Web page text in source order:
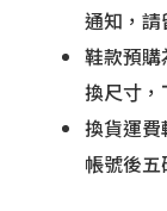
通知，請
鞋款預購
換尺寸，
換貨運
帳號後五